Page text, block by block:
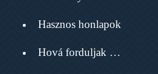
Hasznos honlapok
Hová forduljak …